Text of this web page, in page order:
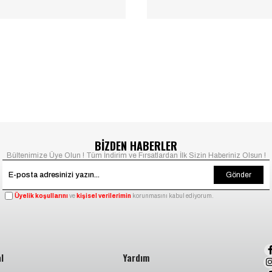
BİZDEN HABERLER
Bültenimize Üye Olun ! Tüm İndirim ve Fırsatlardan İlk Sizin Haberiniz Olsun !
Gönder
Üyelik koşullarınıve kişisel verilerimin korunmasını kabul ediyorum.
Yardım